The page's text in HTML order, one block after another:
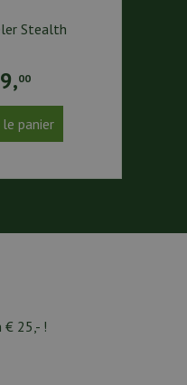
Stealth
,00
le panier
€ 25,- !